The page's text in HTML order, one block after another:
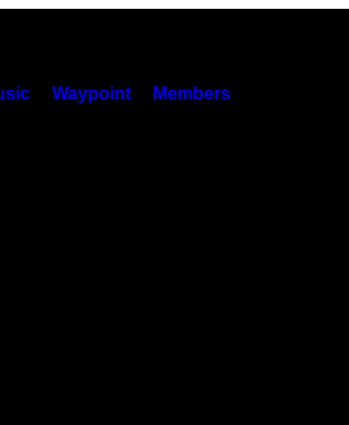
Waypoint Members